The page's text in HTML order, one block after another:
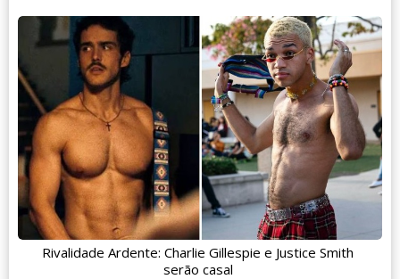
Rivalidade Ardente: Charlie Gillespie e Justice Smith
serão casal